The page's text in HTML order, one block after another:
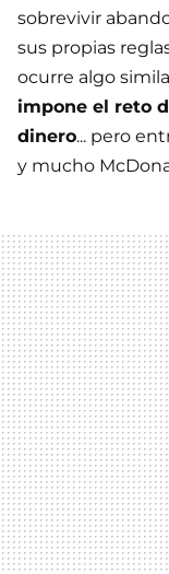
sobrevivir
sus propias
ocurre algo
impone el reto
dinero... pero
y mucho